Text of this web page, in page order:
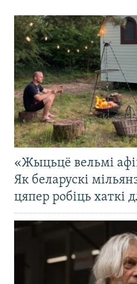
«Жыцьцё вельмі
Як беларускі
цяпер робіць хаткі